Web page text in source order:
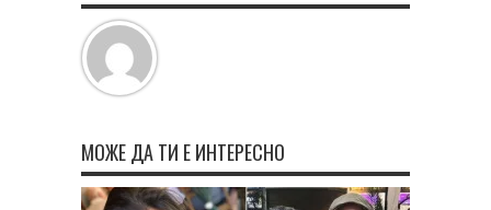
МОЖЕ ДА ТИ Е ИНТЕРЕСНО